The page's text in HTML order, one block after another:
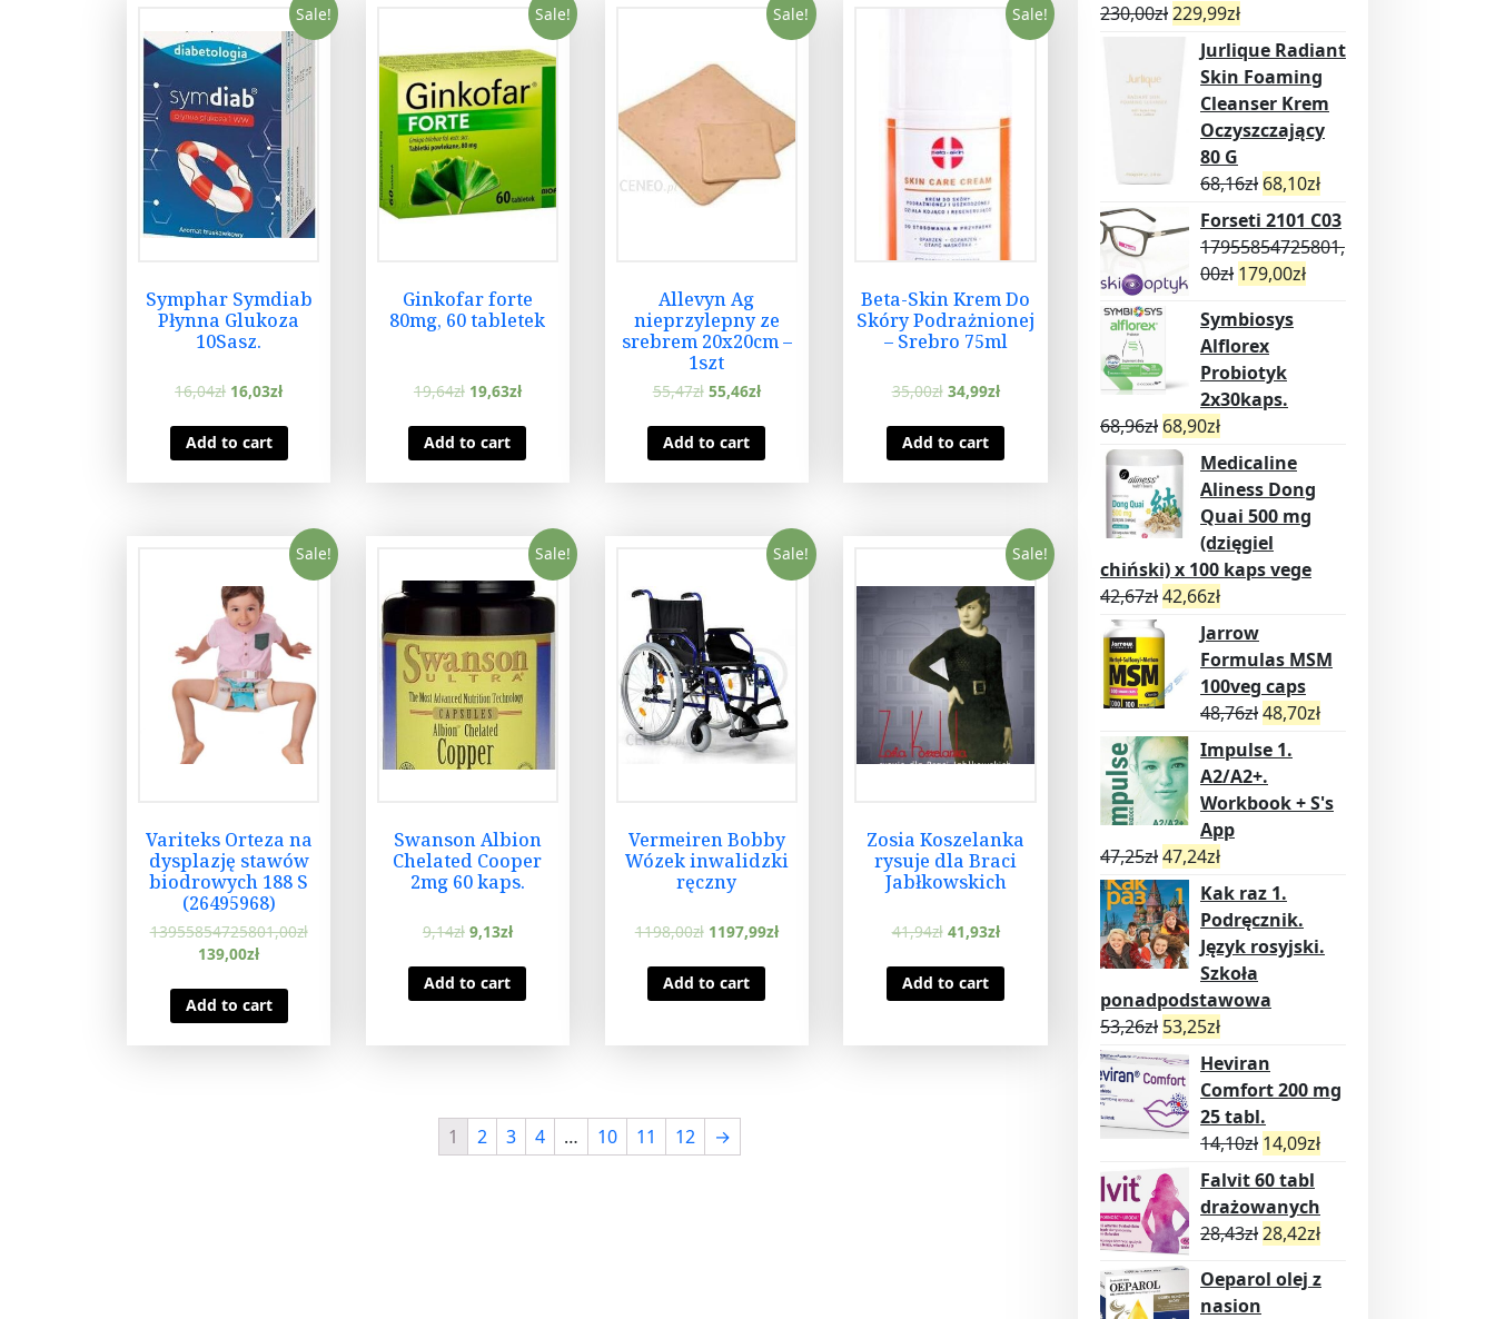
Sale!
Symphar Symdiab
Płynna Glukoza
10Sasz.
16,04zł 16,03zł
Add to cart
Sale!
Ginkofar forte
80mg, 60 tabletek
19,64zł 19,63zł
Add to cart
Sale!
Allevyn Ag
nieprzylepny ze
srebrem 20x20cm –
1szt
55,47zł 55,46zł
Add to cart
Sale!
Beta-Skin Krem Do
Skóry Podrażnionej
– Srebro 75ml
35,00zł 34,99zł
Add to cart
Sale!
Variteks Orteza na
dysplazję stawów
biodrowych 188 S
(26495968)
13955854725801,00zł
139,00zł
Add to cart
Sale!
Swanson Albion
Chelated Cooper
2mg 60 kaps.
9,14zł 9,13zł
Add to cart
Sale!
Vermeiren Bobby
Wózek inwalidzki
ręczny
1198,00zł 1197,99zł
Add to cart
Sale!
Zosia Koszelanka
rysuje dla Braci
Jabłkowskich
41,94zł 41,93zł
Add to cart
1 2 3 4 … 10 11 12 →
230,00zł229,99zł
Jurlique Radiant
Skin Foaming
Cleanser Krem
Oczyszczający
80 G
68,16zł 68,10zł
Forseti 2101 C03
17955854725801,
00zł 179,00zł
Symbiosys
Alflorex
Probiotyk
2x30kaps.
68,96zł 68,90zł
Medicaline
Aliness Dong
Quai 500 mg
(dzięgiel
chiński) x 100 kaps vege
42,67zł42,66zł
Jarrow
Formulas MSM
100veg caps
48,76zł48,70zł
Impulse 1.
A2/A2+.
Workbook + S's
App
47,25zł47,24zł
Kak raz 1.
Podręcznik.
Język rosyjski.
Szkoła
ponadpodstawowa
53,26zł 53,25zł
Heviran
Comfort 200 mg
25 tabl.
14,10zł 14,09zł
Falvit 60 tabl
drażowanych
28,43zł28,42zł
Oeparol olej z
nasion